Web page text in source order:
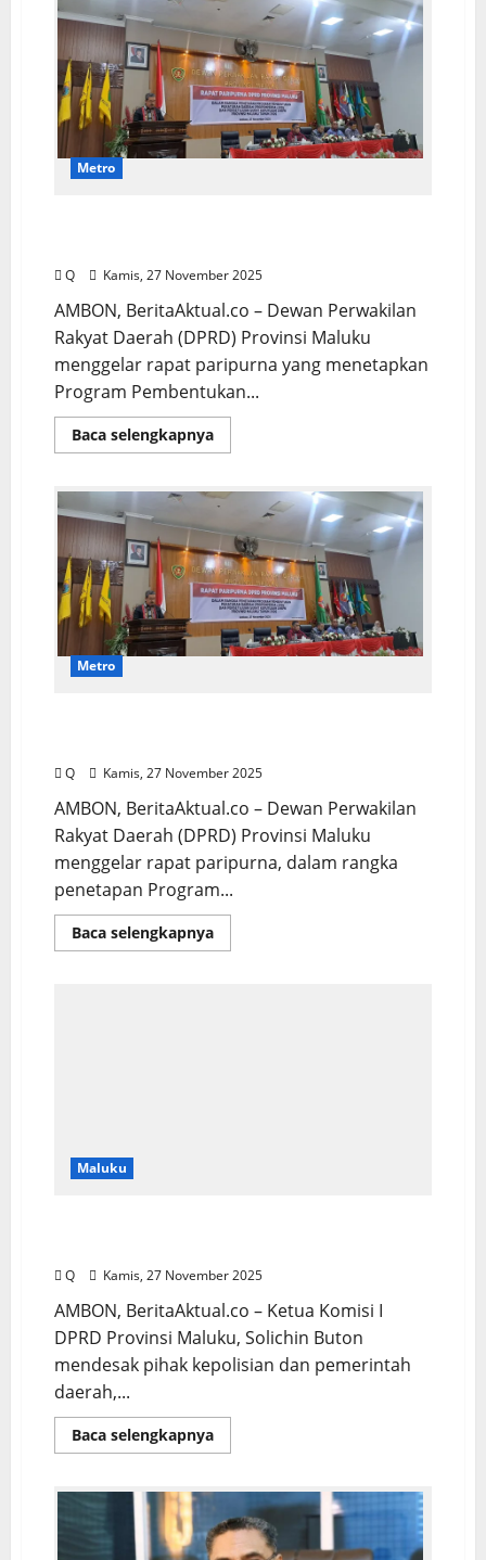
Metro
Q Kamis, 27 November 2025
AMBON, BeritaAktual.co – Dewan Perwakilan
Rakyat Daerah (DPRD) Provinsi Maluku
menggelar rapat paripurna yang menetapkan
Program Pembentukan...
Baca selengkapnya
Metro
Q Kamis, 27 November 2025
AMBON, BeritaAktual.co – Dewan Perwakilan
Rakyat Daerah (DPRD) Provinsi Maluku
menggelar rapat paripurna, dalam rangka
penetapan Program...
Baca selengkapnya
Maluku
Q Kamis, 27 November 2025
AMBON, BeritaAktual.co – Ketua Komisi I
DPRD Provinsi Maluku, Solichin Buton
mendesak pihak kepolisian dan pemerintah
daerah,...
Baca selengkapnya